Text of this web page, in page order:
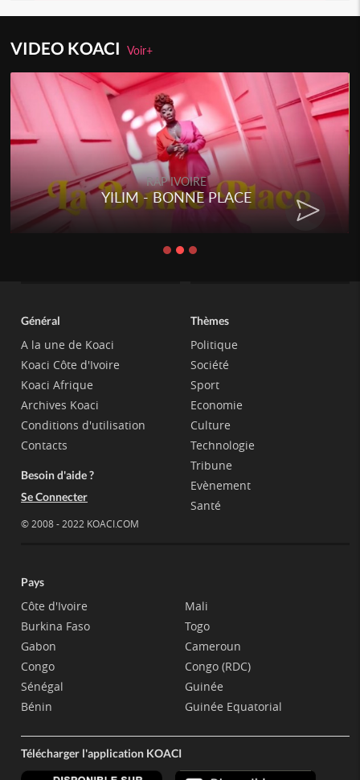
VIDEO KOACIVoir+
RAP IVOIRE
RENARD BARAKISSA - DOS DE
CHAT
Général
A la une de Koaci
Koaci Côte d'Ivoire
Koaci Afrique
Archives Koaci
Conditions d'utilisation
Contacts
Besoin d'aide ?
Se Connecter
© 2008 - 2022 KOACI.COM
Thèmes
Politique
Société
Sport
Economie
Culture
Technologie
Tribune
Evènement
Santé
Pays
Côte d'Ivoire
Burkina Faso
Gabon
Congo
Sénégal
Bénin
Mali
Togo
Cameroun
Congo (RDC)
Guinée
Guinée Equatorial
Télécharger l'application KOACI